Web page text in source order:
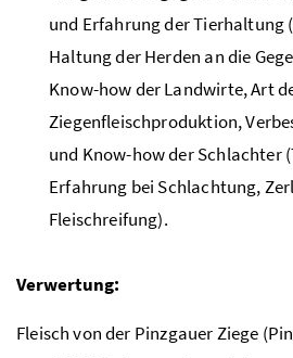
und Erfahrung der Tierhaltung
Haltung der Herden an die
Know-how der Landwirte, Art
Ziegenfleischproduktion,
und Know-how der Schlachter
Erfahrung bei Schlachtung,
Fleischreifung).
Verwertung:
Fleisch von der Pinzgauer Ziege